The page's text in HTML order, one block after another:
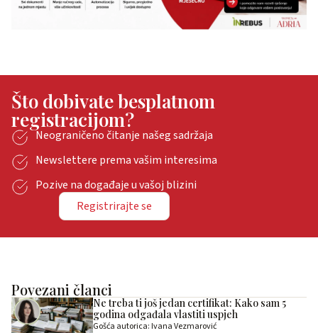
Što dobivate besplatnom
registracijom?
Neograničeno čitanje našeg sadržaja
Newslettere prema vašim interesima
Pozive na događaje u vašoj blizini
Registrirajte se
Povezani članci
Ne treba ti još jedan certifikat: Kako sam 5
godina odgađala vlastiti uspjeh
Gošća autorica: Ivana Vezmarović